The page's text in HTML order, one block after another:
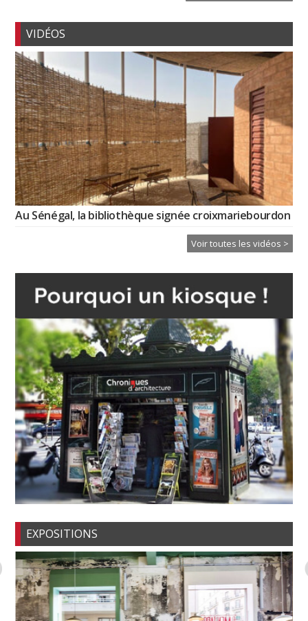
VIDÉOS
Au Sénégal, la bibliothèque signée croixmariebourdon
Voir toutes les vidéos >
EXPOSITIONS